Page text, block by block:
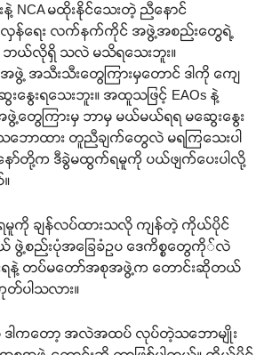
နဲ့ NCA မထိုးနိုင်သေးတဲ့ ညီနောင်
ာ်လှန်ရေး လက်နက်ကိုင် အဖွဲ့အစည်းတွေရဲ့
ယ်လိုရှိ သလဲ မသိရသေးဘူး။
သီးသီးတွေကြားမှတောင် ဒါကို ကျေ
ေးရသေးဘူး။ အထူသဖြင့် EAOs နဲ့
ဖွဲ့တွေကြားမှ ဘာမှ မယ်မယ်ရရ မဆွေးနွေး
ောထား တူညီချက်တွေလဲ မရကြသေးပါ
ျနော်တို့က ဒီခွဲမထွက်ရမူကို ပယ်ဖျက်ပေးပါလို့
ရမူကို ချန်လပ်ထားသလို ကျန်တဲ့ ကိုယ်ပိုင်
ည်နယ် ဖွဲ့စည်းပုံအခြေခံဥပ ဒေကိစ္စတွေကို်လဲ
းရနဲ့ တပ်မတော်အစုအဖွဲ့က တောင်းဆိုတယ်
တ်ပါသလား။
ဒါကတော့ အလဲအထပ် လုပ်တဲ့သဘောမျိုး